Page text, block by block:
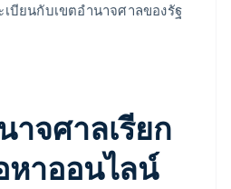
เบียนกับเขตอํานาจศาลของรัฐ
าจศาลเรียก
หาออนไลน์